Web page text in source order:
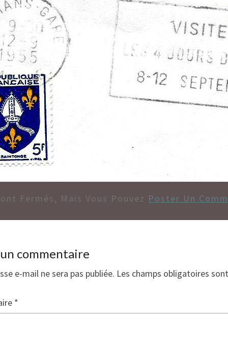
Fermés, Mais Vous Pouvez Poster Un
commentaire
e-mail ne sera pas publiée. Les champs obligatoires
*